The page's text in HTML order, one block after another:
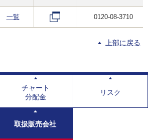
一覧 0120-08-3710
上部に戻る
チャート
分配金
リスク
取扱販売会社